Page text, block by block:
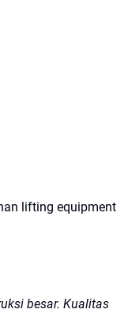
lifting equipment
besar. Kualitas